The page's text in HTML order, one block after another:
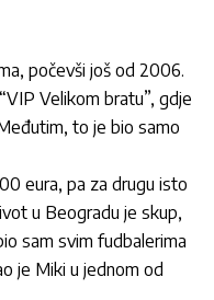
počevši još od 2006.
Velikom bratu”, gdje
to je bio samo
eura, pa za drugu isto
u Beogradu je skup,
sam svim fudbalerima
je Miki u jednom od